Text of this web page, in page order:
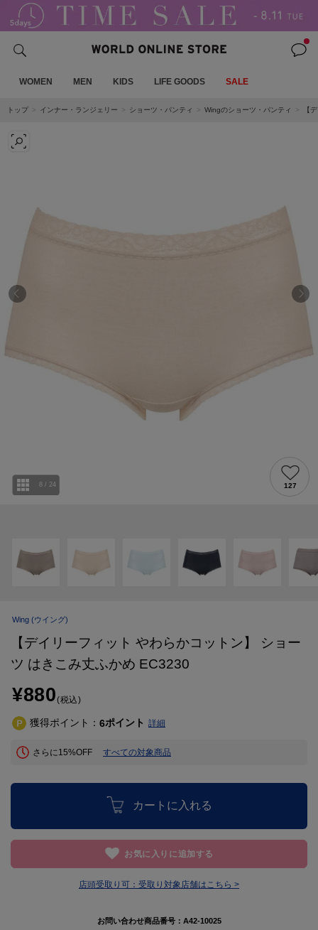
WOMEN MEN KIDS LIFE GOODS SALE
トップ インナー・ランジェリー ショーツ・パンティ Wingのショーツ・パンティ 【
8 / 24 127
Wing (ウイング)
【デイリーフィット やわらかコットン】 ショー
ツ はきこみ丈ふかめ EC3230
¥880(税込)
獲得ポイント： 6ポイント 詳細
さらに15%OFF すべての対象商品
カートに入れる
お気に入りに追加する
店頭受取り可： 受取り対象店舗はこちら >
お問い合わせ商品番号： A42-10025